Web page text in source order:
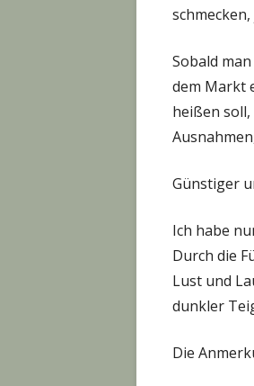
Sobald
dem Markt
heißen
Günstiger
Ich habe
Durch die
Lust und
dunkler
Die